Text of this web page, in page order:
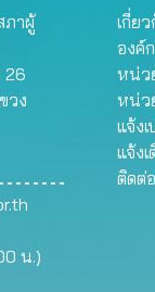
ภาผู้
26
วง
น.)
เกี่ย
องค์
หน่ว
หน่ว
แจ้ง
แจ้ง
ติดต่